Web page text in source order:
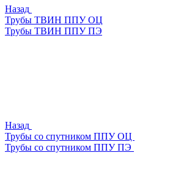
Назад
Трубы ТВИН ППУ ОЦ
Трубы ТВИН ППУ ПЭ
Назад
Трубы со спутником ППУ ОЦ
Трубы со спутником ППУ ПЭ